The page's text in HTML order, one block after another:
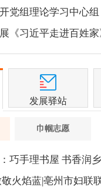
党组理论学习中心
《习近平走进百姓
发展驿站
巾帼志愿
巧手理书屋 书香润
敬火焰蓝|亳州市妇联